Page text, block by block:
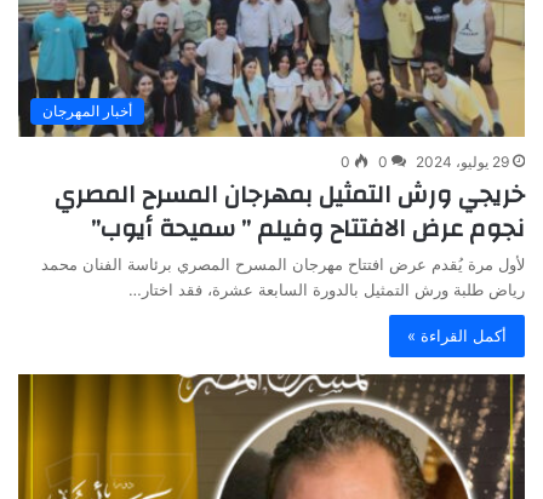
أخبار المهرجان
29 يوليو، 2024 0
0
خريجي ورش التمثيل بمهرجان المسرح المصري
نجوم عرض الافتتاح وفيلم ” سميحة أيوب”
لأول مرة يُقدم عرض افتتاح مهرجان المسرح المصري برئاسة الفنان محمد
رياض طلبة ورش التمثيل بالدورة السابعة عشرة، فقد اختار…
أكمل القراءة »